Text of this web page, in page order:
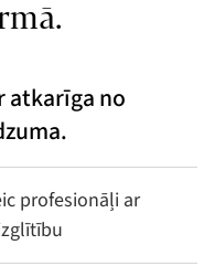
atkarīga no
profesionāļi ar